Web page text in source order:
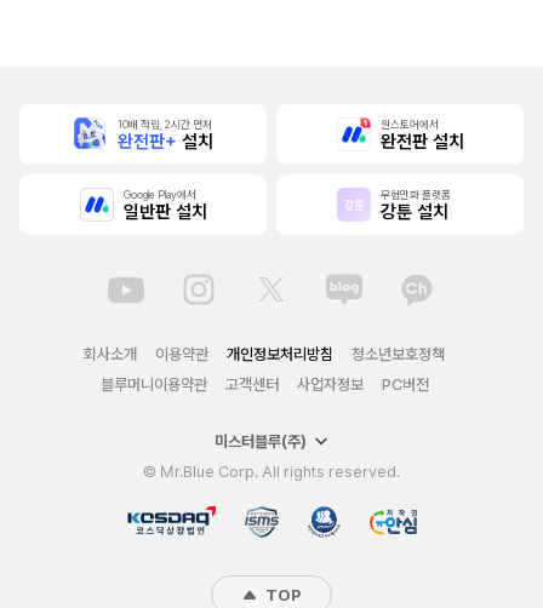
10배 적립, 2시간 먼저
완전판+ 설치
원스토어에서
완전판 설치
Google Play에서
일반판 설치
무협만화 플랫폼
강툰 설치
회사소개 이용약관 개인정보처리방침
청소년보호정책
블루머니이용약관
고객센터 사업자정보 PC버전
미스터블루(주)
© Mr.Blue Corp. All rights reserved.
TOP